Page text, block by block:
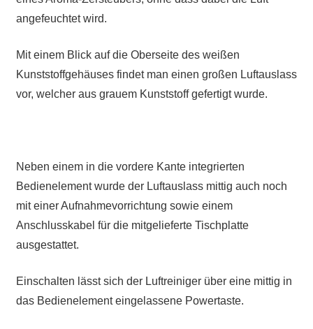
angefeuchtet wird.
Mit einem Blick auf die Oberseite des weißen
Kunststoffgehäuses findet man einen großen Luftauslass
vor, welcher aus grauem Kunststoff gefertigt wurde.
Neben einem in die vordere Kante integrierten
Bedienelement wurde der Luftauslass mittig auch noch
mit einer Aufnahmevorrichtung sowie einem
Anschlusskabel für die mitgelieferte Tischplatte
ausgestattet.
Einschalten lässt sich der Luftreiniger über eine mittig in
das Bedienelement eingelassene Powertaste.